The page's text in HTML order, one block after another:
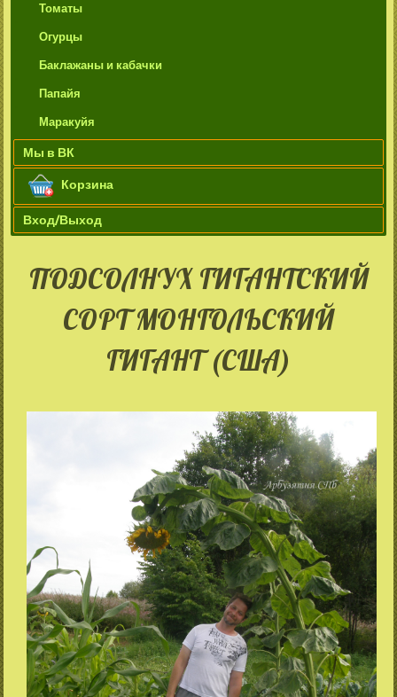
Томаты
Огурцы
Баклажаны и кабачки
Папайя
Маракуйя
Мы в ВК
Корзина
Вход/Выход
ПОДСОЛНУХ ГИГАНТСКИЙ
СОРТ МОНГОЛЬСКИЙ
ГИГАНТ (США)